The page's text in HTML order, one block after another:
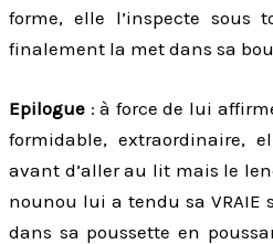
forme, elle l’inspecte sous
finalement la met dans sa
Epilogue : à force de lui
formidable, extraordinaire,
avant d’aller au lit mais le
nounou lui a tendu sa VRAIE
dans sa poussette en